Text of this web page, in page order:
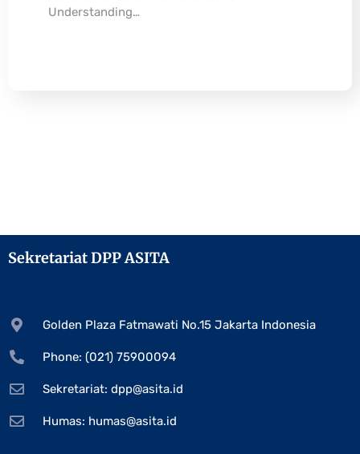
Understanding…
Sekretariat DPP ASITA
Golden Plaza Fatmawati No.15 Jakarta Indonesia
Phone: (021) 75900094
Sekretariat: dpp@asita.id
Humas: humas@asita.id